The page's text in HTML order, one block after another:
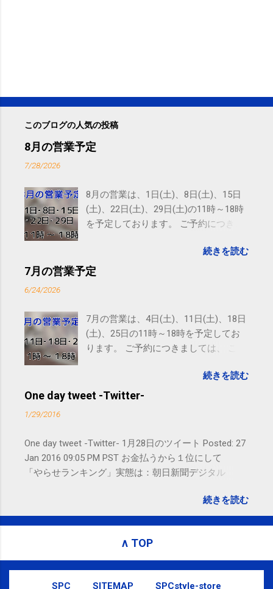
このブログの人気の投稿
8月の営業予定
7/28/2026
8月の営業は、1日(土)、8日(土)、15日
(土)、22日(土)、29日(土)の11時～18時
を予定しております。 ご予約につきま
す。 電話に出られないことがあります
ので、ご予約、お問い合わせは
続きを読む
7月の営業予定
6/24/2026
7月の営業は、4日(土)、11日(土)、18日
(土)、25日の11時～18時を予定してお
ります。 ご予約につきましては、 こち
れないことがありますので、ご予約、
お問い合わせはSMS（ショートメッセ
続きを読む
One day tweet -Twitter-
1/29/2016
One day tweet -Twitter- 1月28日のツイート Posted: 27
Jan 2016 09:05 PM PST お金払うから１位にして
「やらせランキング」実態は：朝日新聞デジタル
to email updates from サクマフィジカルコンディショ
ニング(@SPCstyle) - Twilog . To stop receiving these
powered by Google Google Inc., 1600 Amphitheatre
Parkway, Mountain View, CA 94043, United States
続きを読む
∧ TOP
SPC SITEMAP SPCstyle-store